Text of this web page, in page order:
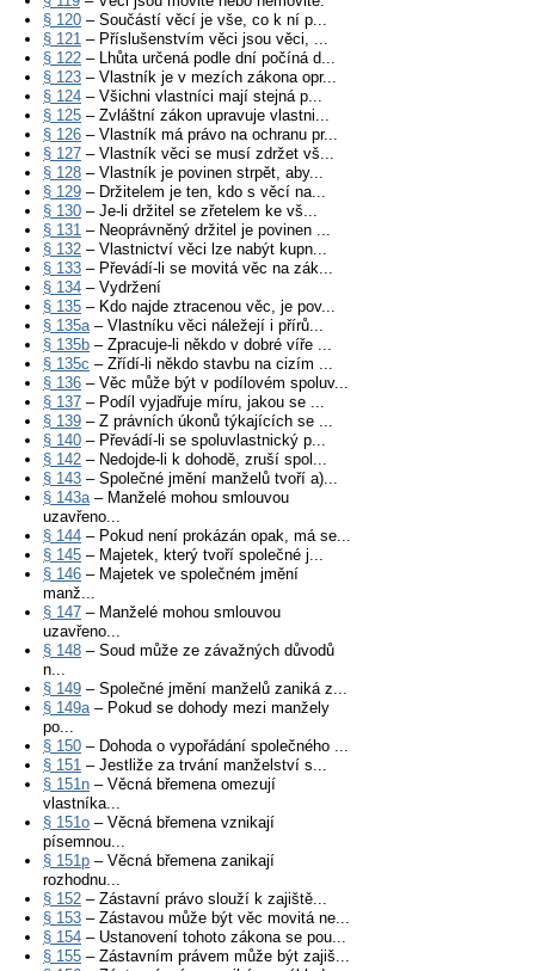
§ 120 – Součástí věcí je vše, co k ní p...
§ 121 – Příslušenstvím věci jsou věci, ...
§ 122 – Lhůta určená podle dní počíná d...
§ 123 – Vlastník je v mezích zákona opr...
§ 124 – Všichni vlastníci mají stejná p...
§ 125 – Zvláštní zákon upravuje vlastni...
§ 126 – Vlastník má právo na ochranu pr...
§ 127 – Vlastník věci se musí zdržet vš...
§ 128 – Vlastník je povinen strpět, aby...
§ 129 – Držitelem je ten, kdo s věcí na...
§ 130 – Je-li držitel se zřetelem ke vš...
§ 131 – Neoprávněný držitel je povinen ...
§ 132 – Vlastnictví věci lze nabýt kupn...
§ 133 – Převádí-li se movitá věc na zák...
§ 134 – Vydržení
§ 135 – Kdo najde ztracenou věc, je pov...
§ 135a– Vlastníku věci náležejí i přírů...
§ 135b – Zpracuje-li někdo v dobré víře ...
§ 135c – Zřídí-li někdo stavbu na cizím ...
§ 136 – Věc může být v podílovém spoluv...
§ 137 – Podíl vyjadřuje míru, jakou se ...
§ 139 – Z právních úkonů týkajících se ...
§ 140 – Převádí-li se spoluvlastnický p...
§ 142 – Nedojde-li k dohodě, zruší spol...
§ 143 – Společné jmění manželů tvoří a)...
§ 143a– Manželé mohou smlouvou
uzavřeno...
§ 144 – Pokud není prokázán opak, má se...
§ 145 – Majetek, který tvoří společné j...
§ 146 – Majetek ve společném jmění
manž...
§ 147 – Manželé mohou smlouvou
uzavřeno...
§ 148 – Soud může ze závažných důvodů
n...
§ 149 – Společné jmění manželů zaniká z...
§ 149a– Pokud se dohody mezi manžely
po...
§ 150 – Dohoda o vypořádání společného ...
§ 151 – Jestliže za trvání manželství s...
§ 151n – Věcná břemena omezují
vlastníka...
§ 151o – Věcná břemena vznikají
písemnou...
§ 151p – Věcná břemena zanikají
rozhodnu...
§ 152 – Zástavní právo slouží k zajiště...
§ 153 – Zástavou může být věc movitá ne...
§ 154 – Ustanovení tohoto zákona se pou...
§ 155 – Zástavním právem může být zajiš...